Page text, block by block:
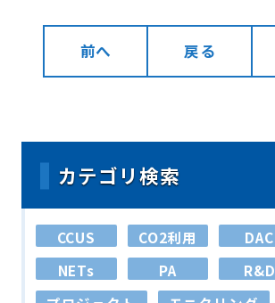
前へ 戻る
カテゴリ検索
CCUS CO2利用
DAC
NETs
PA
R&D